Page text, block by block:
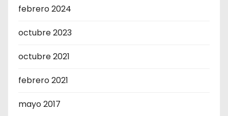
febrero 2024
octubre 2023
octubre 2021
febrero 2021
mayo 2017